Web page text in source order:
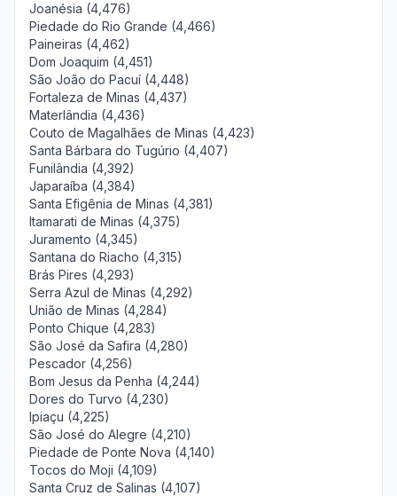
Joanésia (4,476)
Piedade do Rio Grande (4,466)
Paineiras (4,462)
Dom Joaquim (4,451)
São João do Pacuí (4,448)
Fortaleza de Minas (4,437)
Materlândia (4,436)
Couto de Magalhães de Minas (4,423)
Santa Bárbara do Tugúrio (4,407)
Funilândia (4,392)
Japaraíba (4,384)
Santa Efigênia de Minas (4,381)
Itamarati de Minas (4,375)
Juramento (4,345)
Santana do Riacho (4,315)
Brás Pires (4,293)
Serra Azul de Minas (4,292)
União de Minas (4,284)
Ponto Chique (4,283)
São José da Safira (4,280)
Pescador (4,256)
Bom Jesus da Penha (4,244)
Dores do Turvo (4,230)
Ipiaçu (4,225)
São José do Alegre (4,210)
Piedade de Ponte Nova (4,140)
Tocos do Moji (4,109)
Santa Cruz de Salinas (4,107)